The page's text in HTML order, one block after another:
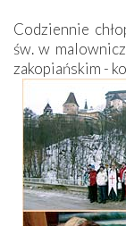
Codziennie
św. w
zakopiańskim -